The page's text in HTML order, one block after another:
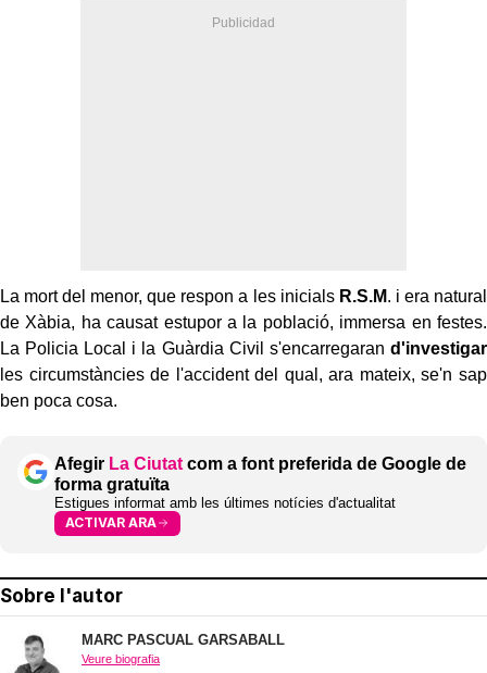
La mort del menor, que respon a les inicialsR.S.M. i era natural
de Xàbia, ha causat estupor a la població, immersa en festes.
La Policia Local i la Guàrdia Civil s'encarregaran d'investigar
les circumstàncies de l'accident del qual, ara mateix, se'n sap
ben poca cosa.
Afegir La Ciutat com a font preferida de Google de
forma gratuïta
Estigues informat amb les últimes notícies d'actualitat
ACTIVAR ARA
Sobre l'autor
MARC PASCUAL GARSABALL
Veure biografia